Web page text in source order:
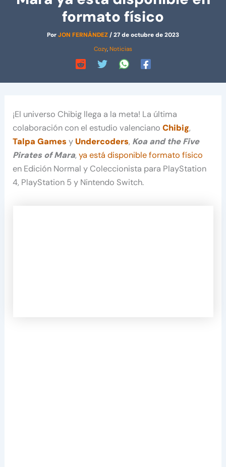
formato físico
PorJON FERNÁNDEZ/27 de octubre de 2023
Cozy, Noticias
¡El universo Chibig llega a la meta! La última
colaboración con el estudio valencianoChibig,
Talpa Games y Undercoders, Koa and the Five
Pirates of Mara,ya está disponible formato físico
en Edición Normal y Coleccionista para PlayStation
4, PlayStation 5 y Nintendo Switch.